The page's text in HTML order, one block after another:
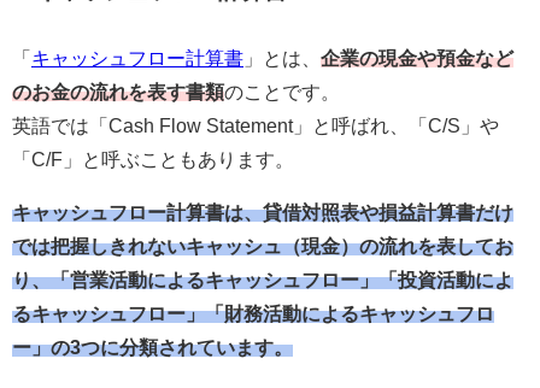
「キャッシュフロー計算書 」とは、 企業の現金や預金など
のお金の流れを表す書類のことです。
英語では「Cash Flow Statement」と呼ばれ、「C/S」や
「C/F」と呼ぶこともあります。
キャッシュフロー計算書は、貸借対照表や損益計算書だけ
では把握しきれないキャッシュ（現金）の流れを表してお
り、「営業活動によるキャッシュフロー」「投資活動によ
るキャッシュフロー」「財務活動によるキャッシュフロ
ー」の3つに分類されています。